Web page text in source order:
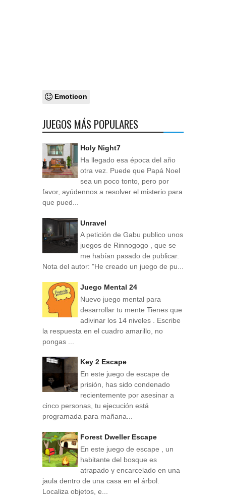
Emoticon
JUEGOS MÁS POPULARES
Holy Night7
Ha llegado esa época del año
otra vez. Puede que Papá Noel
sea un poco tonto, pero por
favor, ayúdennos a resolver el misterio para
que pued...
Unravel
A petición de Gabu publico unos
juegos de Rinnogogo , que se
me habían pasado de publicar.
Nota del autor: "He creado un juego de pu...
Juego Mental 24
Nuevo juego mental para
desarrollar tu mente Tienes que
adivinar los 14 niveles . Escribe
la respuesta en el cuadro amarillo, no
pongas ...
Key 2 Escape
En este juego de escape de
prisión, has sido condenado
recientemente por asesinar a
cinco personas, tu ejecución está
programada para mañana...
Forest Dweller Escape
En este juego de escape , un
habitante del bosque es
atrapado y encarcelado en una
jaula dentro de una casa en el árbol.
Localiza objetos, e...